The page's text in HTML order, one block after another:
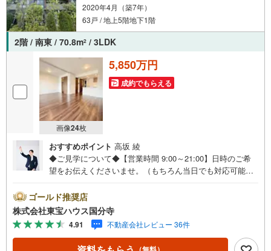
2020年4月（築7年）
63戸 / 地上5階地下1階
2階 / 南東 / 70.8m2 / 3LDK
画像24枚
5,850万円
成約でもらえる
おすすめポイント 高坂 綾
◆ご見学について◆【営業時間 9:00～21:00】日時のご希
望をお伝えくださいませ。（もちろん当日でも対応可能で
のご連絡をおすすめいたします。「室内・現地を見学す
る」ボタンよりご予約いただくと、スムーズにご案内可能
です。事前に鍵の手配や内覧準備が必要な場合がございま
すのでご了承ください。◆TOHO HOUSE CLUB◆弊社で売
買いただいたお客様はTOHO HOUSE CLUBにご加入いただ
ゴールド推奨店
株式会社東宝ハウス国分寺
4.91 不動産会社レビュー 36件